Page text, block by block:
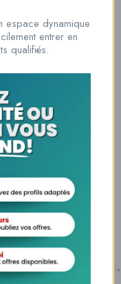
à se connecter au
d’une nouvelle
recruter les meilleurs
espace dynamique
entrer en
qualifiés.